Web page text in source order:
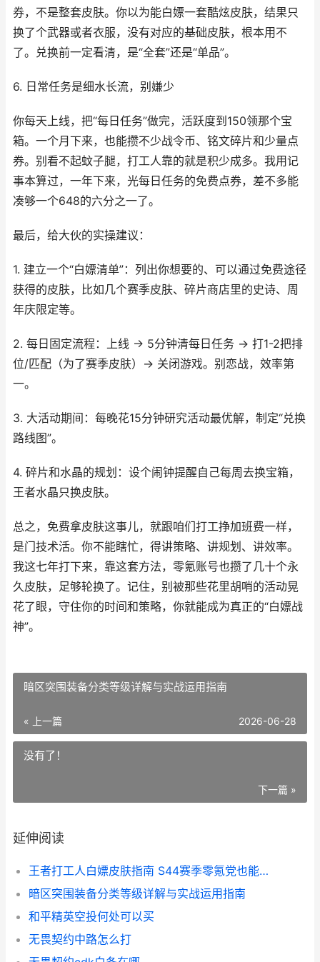
券，不是整套皮肤。你以为能白嫖一套酷炫皮肤，结果只
换了个武器或者衣服，没有对应的基础皮肤，根本用不
了。兑换前一定看清，是“全套”还是“单品”。
6. 日常任务是细水长流，别嫌少
你每天上线，把“每日任务”做完，活跃度到150领那个宝
箱。一个月下来，也能攒不少战令币、铭文碎片和少量点
券。别看不起蚊子腿，打工人靠的就是积少成多。我用记
事本算过，一年下来，光每日任务的免费点券，差不多能
凑够一个648的六分之一了。
最后，给大伙的实操建议：
1. 建立一个“白嫖清单”：列出你想要的、可以通过免费途径
获得的皮肤，比如几个赛季皮肤、碎片商店里的史诗、周
年庆限定等。
2. 每日固定流程：上线 -> 5分钟清每日任务 -> 打1-2把排
位/匹配（为了赛季皮肤）-> 关闭游戏。别恋战，效率第
一。
3. 大活动期间：每晚花15分钟研究活动最优解，制定“兑换
路线图”。
4. 碎片和水晶的规划：设个闹钟提醒自己每周去换宝箱，
王者水晶只换皮肤。
总之，免费拿皮肤这事儿，就跟咱们打工挣加班费一样，
是门技术活。你不能瞎忙，得讲策略、讲规划、讲效率。
我这七年打下来，靠这套方法，零氪账号也攒了几十个永
久皮肤，足够轮换了。记住，别被那些花里胡哨的活动晃
花了眼，守住你的时间和策略，你就能成为真正的“白嫖战
神”。
暗区突围装备分类等级详解与实战运用指南
« 上一篇 2026-06-28
没有了！
下一篇 »
延伸阅读
王者打工人白嫖皮肤指南 S44赛季零氪党也能全皮肤
暗区突围装备分类等级详解与实战运用指南
和平精英空投何处可以买
无畏契约中路怎么打